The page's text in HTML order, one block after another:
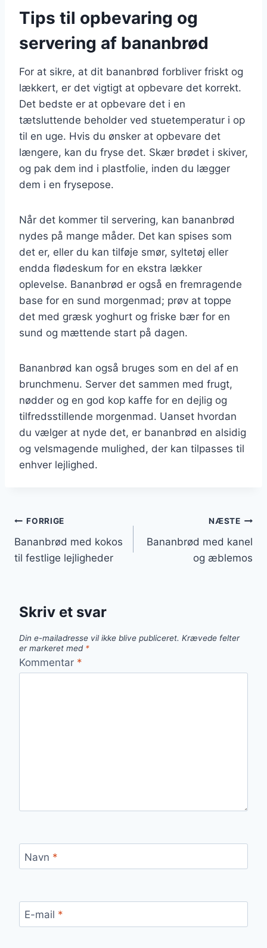
Tips til opbevaring og
servering af bananbrød
For at sikre, at dit bananbrød forbliver friskt og
lækkert, er det vigtigt at opbevare det korrekt.
Det bedste er at opbevare det i en
tætsluttende beholder ved stuetemperatur i op
til en uge. Hvis du ønsker at opbevare det
længere, kan du fryse det. Skær brødet i skiver,
og pak dem ind i plastfolie, inden du lægger
dem i en frysepose.
Når det kommer til servering, kan bananbrød
nydes på mange måder. Det kan spises som
det er, eller du kan tilføje smør, syltetøj eller
endda flødeskum for en ekstra lækker
oplevelse. Bananbrød er også en fremragende
base for en sund morgenmad; prøv at toppe
det med græsk yoghurt og friske bær for en
sund og mættende start på dagen.
Bananbrød kan også bruges som en del af en
brunchmenu. Server det sammen med frugt,
nødder og en god kop kaffe for en dejlig og
tilfredsstillende morgenmad. Uanset hvordan
du vælger at nyde det, er bananbrød en alsidig
og velsmagende mulighed, der kan tilpasses til
enhver lejlighed.
Indlægsnavigation
FORRIGE
Bananbrød med kokos
til festlige lejligheder
NÆSTE
Bananbrød med kanel
og æblemos
Skriv et svar
Din e-mailadresse vil ikke blive publiceret. Krævede felter
er markeret med *
Kommentar *
Navn *
E-mail *